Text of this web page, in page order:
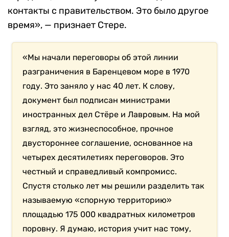
контакты с правительством. Это было другое
время», — признает Стере.
«Мы начали переговоры об этой линии
разграничения в Баренцевом море в 1970
году. Это заняло у нас 40 лет. К слову,
документ был подписан министрами
иностранных дел Стёре и Лавровым. На мой
взгляд, это жизнеспособное, прочное
двустороннее соглашение, основанное на
четырех десятилетиях переговоров. Это
честный и справедливый компромисс.
Спустя столько лет мы решили разделить так
называемую «спорную территорию»
площадью 175 000 квадратных километров
поровну. Я думаю, история учит нас тому,